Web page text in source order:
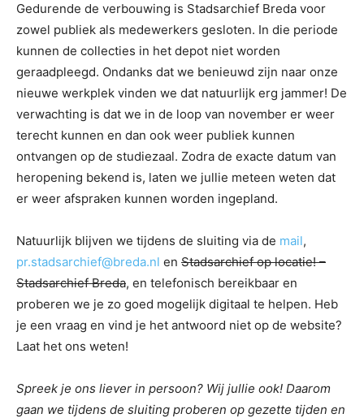
Gedurende de verbouwing is Stadsarchief Breda voor
zowel publiek als medewerkers gesloten. In die periode
kunnen de collecties in het depot niet worden
geraadpleegd. Ondanks dat we benieuwd zijn naar onze
nieuwe werkplek vinden we dat natuurlijk erg jammer! De
verwachting is dat we in de loop van november er weer
terecht kunnen en dan ook weer publiek kunnen
ontvangen op de studiezaal. Zodra de exacte datum van
heropening bekend is, laten we jullie meteen weten dat
er weer afspraken kunnen worden ingepland.
Natuurlijk blijven we tijdens de sluiting via de mail,
pr.stadsarchief@breda.nl en Stadsarchief op locatie! –
Stadsarchief Breda, en telefonisch bereikbaar en
proberen we je zo goed mogelijk digitaal te helpen. Heb
je een vraag en vind je het antwoord niet op de website?
Laat het ons weten!
Spreek je ons liever in persoon? Wij jullie ook! Daarom
gaan we tijdens de sluiting proberen op gezette tijden en